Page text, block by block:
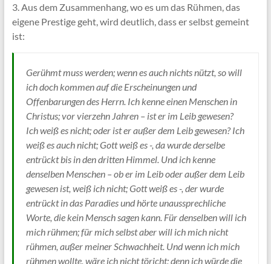
3. Aus dem Zusammenhang, wo es um das Rühmen, das
eigene Prestige geht, wird deutlich, dass er selbst gemeint
ist:
Gerühmt muss werden; wenn es auch nichts nützt, so will
ich doch kommen auf die Erscheinungen und
Offenbarungen des Herrn. Ich kenne einen Menschen in
Christus; vor vierzehn Jahren – ist er im Leib gewesen?
Ich weiß es nicht; oder ist er außer dem Leib gewesen? Ich
weiß es auch nicht; Gott weiß es -, da wurde derselbe
entrückt bis in den dritten Himmel. Und ich kenne
denselben Menschen – ob er im Leib oder außer dem Leib
gewesen ist, weiß ich nicht; Gott weiß es -, der wurde
entrückt in das Paradies und hörte unaussprechliche
Worte, die kein Mensch sagen kann. Für denselben will ich
mich rühmen; für mich selbst aber will ich mich nicht
rühmen, außer meiner Schwachheit. Und wenn ich mich
rühmen wollte, wäre ich nicht töricht; denn ich würde die